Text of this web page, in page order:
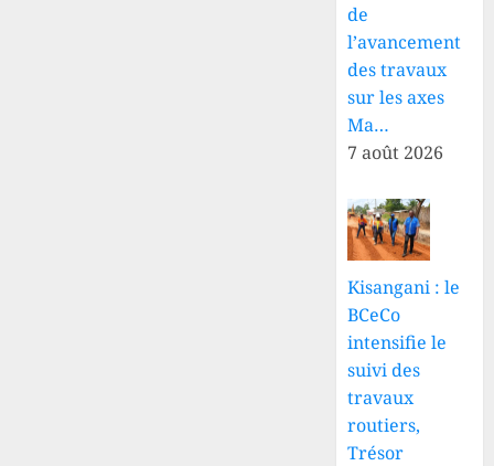
de
l’avancement
des travaux
sur les axes
Ma…
7 août 2026
Kisangani : le
BCeCo
intensifie le
suivi des
travaux
routiers,
Trésor